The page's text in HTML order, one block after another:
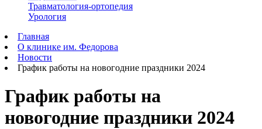
Травматология-ортопедия
Урология
Главная
О клинике им. Федорова
Новости
График работы на новогодние праздники 2024
График работы на
новогодние праздники 2024